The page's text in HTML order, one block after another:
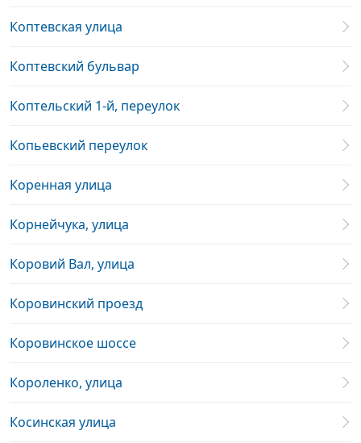
Коптевская улица
Коптевский бульвар
Коптельский 1-й, переулок
Копьевский переулок
Коренная улица
Корнейчука, улица
Коровий Вал, улица
Коровинский проезд
Коровинское шоссе
Короленко, улица
Косинская улица